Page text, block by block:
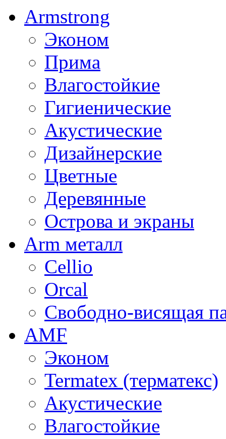
Armstrong
Эконом
Прима
Влагостойкие
Гигиенические
Акустические
Дизайнерские
Цветные
Деревянные
Острова и экраны
Arm металл
Cellio
Orcal
Свободно-висящая
AMF
Эконом
Termatex (терматекс)
Акустические
Влагостойкие